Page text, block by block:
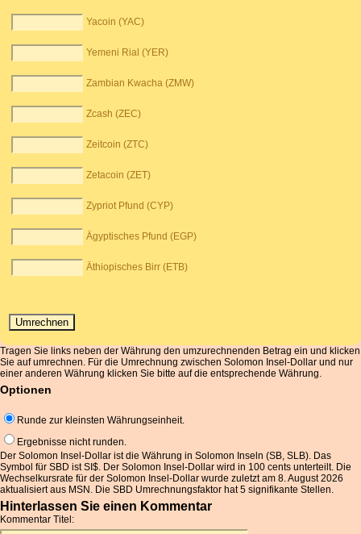
Yacoin (YAC)
Yemeni Rial (YER)
Zambian Kwacha (ZMW)
Zcash (ZEC)
Zeitcoin (ZTC)
Zetacoin (ZET)
Zypriot Pfund (CYP)
Ägyptisches Pfund (EGP)
Äthiopisches Birr (ETB)
Tragen Sie links neben der Währung den umzurechnenden Betrag ein und klicken
Sie auf umrechnen. Für die Umrechnung zwischen Solomon Insel-Dollar und nur
einer anderen Währung klicken Sie bitte auf die entsprechende Währung.
Optionen
Runde zur kleinsten Währungseinheit.
Ergebnisse nicht runden.
Der Solomon Insel-Dollar ist die Währung in Solomon Inseln (SB, SLB). Das
Symbol für SBD ist SI$. Der Solomon Insel-Dollar wird in 100 cents unterteilt. Die
Wechselkursrate für der Solomon Insel-Dollar wurde zuletzt am 8. August 2026
aktualisiert aus MSN. Die SBD Umrechnungsfaktor hat 5 signifikante Stellen.
Hinterlassen Sie einen Kommentar
Kommentar Titel: